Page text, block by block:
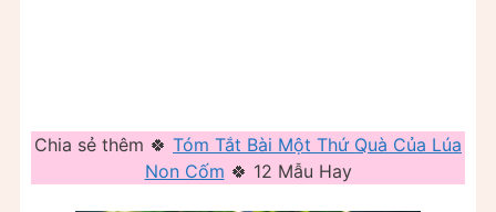
Chia sẻ thêm 🍀 Tóm Tắt Bài Một Thứ Quà Của Lúa
Non Cốm 🍀 12 Mẫu Hay